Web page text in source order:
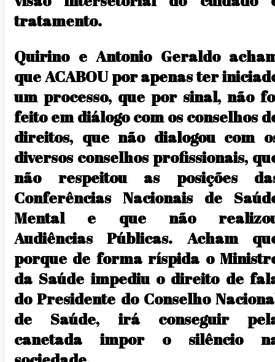
tratamento.
Quirino e Antonio Geraldo
que ACABOU por apenas ter
um processo, que por sinal, não
feito em diálogo com os conselhos
direitos, que não dialogou com
diversos conselhos profissionais,
não respeitou as posições
Conferências Nacionais de
Mental e que não
Audiências Públicas. Acham
porque de forma ríspida o
da Saúde impediu o direito de
do Presidente do Conselho
de Saúde, irá conseguir
canetada impor o silêncio